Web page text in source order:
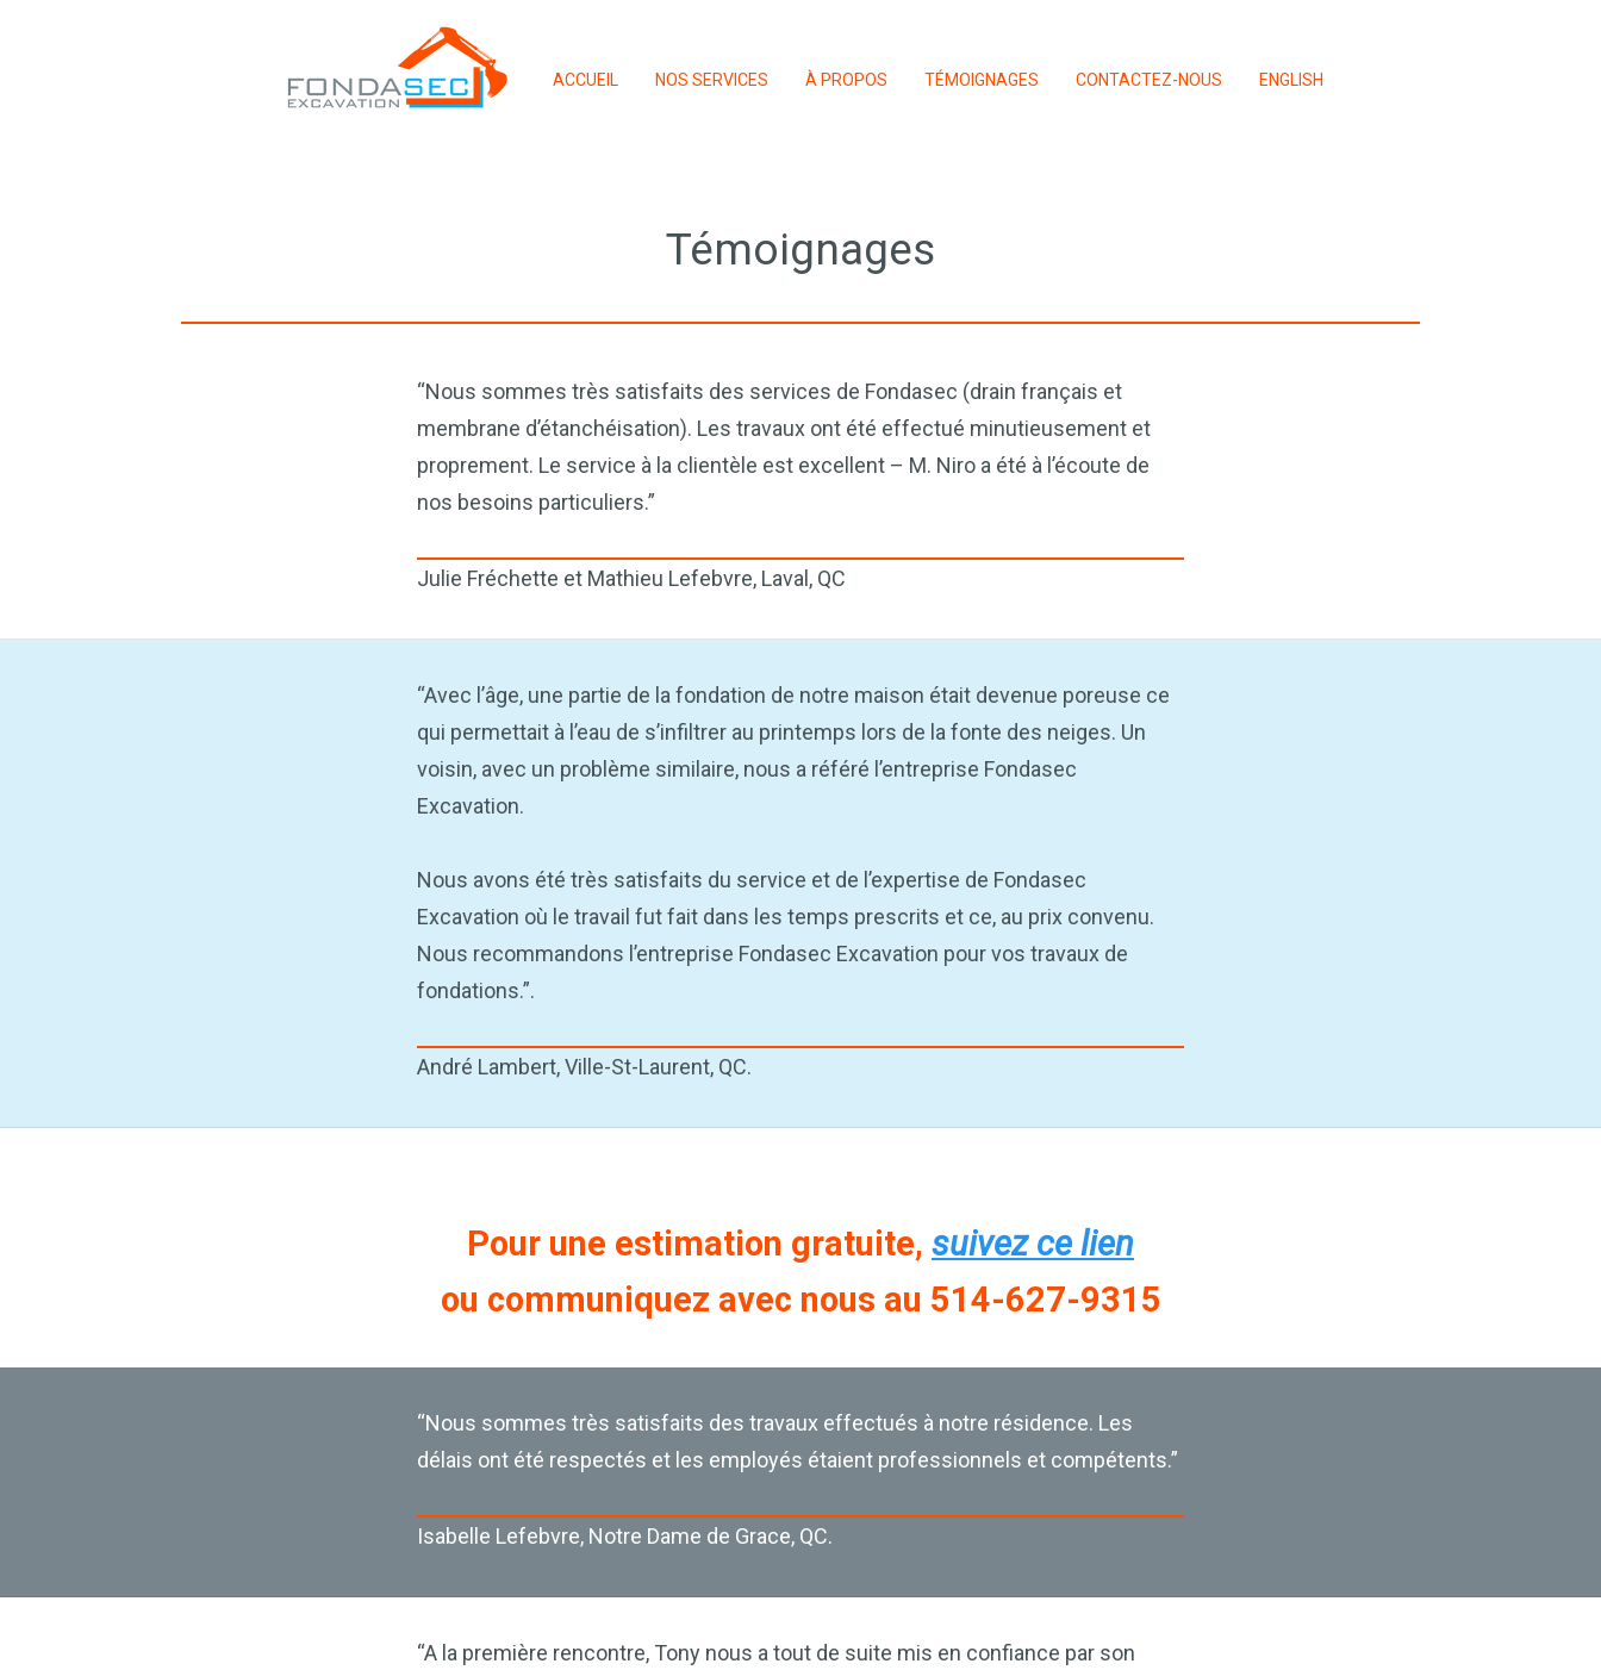
ACCUEIL NOS SERVICES À PROPOS TÉMOIGNAGES CONTACTEZ-NOUS ENGLISH
Témoignages
“Nous sommes très satisfaits des services de Fondasec (drain français et
membrane d’étanchéisation). Les travaux ont été effectué minutieusement et
proprement. Le service à la clientèle est excellent – M. Niro a été à l’écoute de
nos besoins particuliers.”
Julie Fréchette et Mathieu Lefebvre, Laval, QC
“Avec l’âge, une partie de la fondation de notre maison était devenue poreuse ce
qui permettait à l’eau de s’infiltrer au printemps lors de la fonte des neiges. Un
voisin, avec un problème similaire, nous a référé l’entreprise Fondasec
Excavation.
Nous avons été très satisfaits du service et de l’expertise de Fondasec
Excavation où le travail fut fait dans les temps prescrits et ce, au prix convenu.
Nous recommandons l’entreprise Fondasec Excavation pour vos travaux de
fondations.”.
André Lambert, Ville-St-Laurent, QC.
Pour une estimation gratuite, suivez ce lien
ou communiquez avec nous au 514-627-9315
“Nous sommes très satisfaits des travaux effectués à notre résidence. Les
délais ont été respectés et les employés étaient professionnels et compétents.”
Isabelle Lefebvre, Notre Dame de Grace, QC.
“A la première rencontre, Tony nous a tout de suite mis en confiance par son